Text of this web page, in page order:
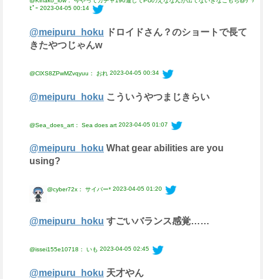
ﾋﾟｰ 2023-04-05 00:14
@meipuru_hoku ドロイドさん？のショートで長て
きたやつじゃんw
@ClXS8ZPwMZvqyuu： おれ 2023-04-05 00:34
@meipuru_hoku こういうやつまじきらい
@Sea_does_art： Sea does art 2023-04-05 01:07
@meipuru_hoku What gear abilities are you
using?
@cyber72x： サイバー* 2023-04-05 01:20
@meipuru_hoku すごいバランス感覚……
@issei155e10718： いも 2023-04-05 02:45
@meipuru_hoku 天才やん